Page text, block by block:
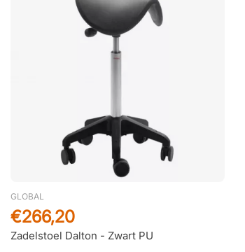
GLOBAL
Zadelstoel Dalton - Zwart PU
€266,20